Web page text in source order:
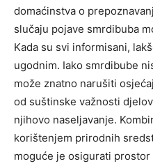
domaćinstva o
slučaju pojave smrdibuba
Kada su svi informisani,
ugodnim. Iako smrdibube
može znatno narušiti
od suštinske važnosti
njihovo naseljavanje.
korištenjem prirodnih
moguće je osigurati